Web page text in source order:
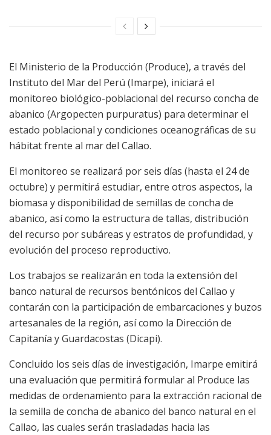
El Ministerio de la Producción (Produce), a través del
Instituto del Mar del Perú (Imarpe), iniciará el
monitoreo biológico-poblacional del recurso concha de
abanico (Argopecten purpuratus) para determinar el
estado poblacional y condiciones oceanográficas de su
hábitat frente al mar del Callao.
El monitoreo se realizará por seis días (hasta el 24 de
octubre) y permitirá estudiar, entre otros aspectos, la
biomasa y disponibilidad de semillas de concha de
abanico, así como la estructura de tallas, distribución
del recurso por subáreas y estratos de profundidad, y
evolución del proceso reproductivo.
Los trabajos se realizarán en toda la extensión del
banco natural de recursos bentónicos del Callao y
contarán con la participación de embarcaciones y buzos
artesanales de la región, así como la Dirección de
Capitanía y Guardacostas (Dicapi).
Concluido los seis días de investigación, Imarpe emitirá
una evaluación que permitirá formular al Produce las
medidas de ordenamiento para la extracción racional de
la semilla de concha de abanico del banco natural en el
Callao, las cuales serán trasladadas hacia las